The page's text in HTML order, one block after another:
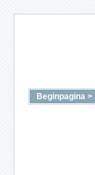
Beginpagina >